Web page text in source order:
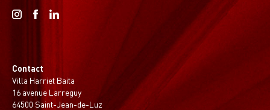
Contact
Villa Harriet Baita
16 avenue Larreguy
64500 Saint-Jean-de-Luz